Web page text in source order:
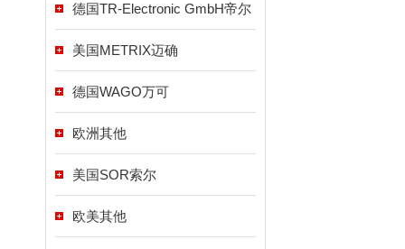
德国TR-Electronic GmbH帝尔
美国METRIX迈确
德国WAGO万可
欧洲其他
美国SOR索尔
欧美其他